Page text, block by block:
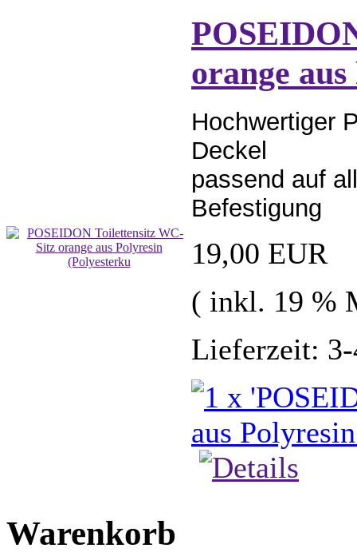
orange
Hochwertiger
Deckel
passend auf
Befestigung
19,00 EUR
( inkl. 19 %
Lieferzeit: 3-
Warenkorb